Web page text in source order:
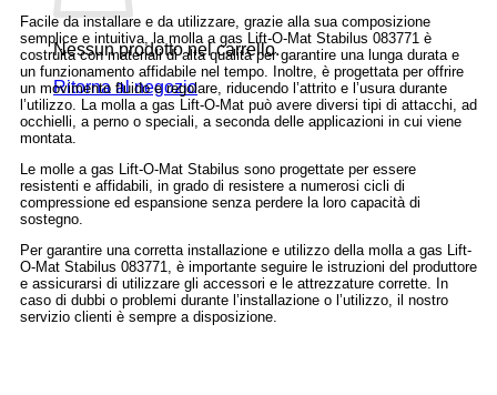
Nessun prodotto nel carrello.
Ritorna al negozio
Facile da installare e da utilizzare, grazie alla sua composizione
semplice e intuitiva, la molla a gas Lift-O-Mat Stabilus 083771 è
costruita con materiali di alta qualità per garantire una lunga durata e
un funzionamento affidabile nel tempo. Inoltre, è progettata per offrire
un movimento fluido e regolare, riducendo l’attrito e l’usura durante
l’utilizzo. La molla a gas Lift-O-Mat può avere diversi tipi di attacchi, ad
occhielli, a perno o speciali, a seconda delle applicazioni in cui viene
montata.
Le molle a gas Lift-O-Mat Stabilus sono progettate per essere
resistenti e affidabili, in grado di resistere a numerosi cicli di
compressione ed espansione senza perdere la loro capacità di
sostegno.
Per garantire una corretta installazione e utilizzo della molla a gas Lift-
O-Mat Stabilus 083771, è importante seguire le istruzioni del produttore
e assicurarsi di utilizzare gli accessori e le attrezzature corrette. In
caso di dubbi o problemi durante l’installazione o l’utilizzo, il nostro
servizio clienti è sempre a disposizione.